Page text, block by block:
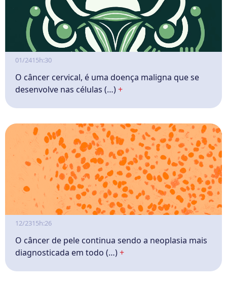
01/2415h:30
O câncer cervical, é uma doença maligna que se
desenvolve nas células (…)+
12/2315h:26
O câncer de pele continua sendo a neoplasia mais
diagnosticada em todo (…)+